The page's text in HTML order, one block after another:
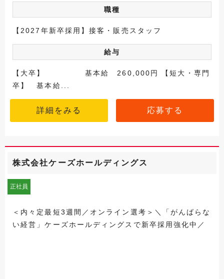
職種
【2027年新卒採用】接客・販売スタッフ
給与
【大卒】 基本給 260,000円 【短大・専門
卒】 基本給...
詳細をみる 応募する
株式会社ケーズホールディングス
正社員
＜内々定最短3週間／オンライン選考＞＼「がんばらな
い経営」ケーズホールディングスで新卒採用強化中／